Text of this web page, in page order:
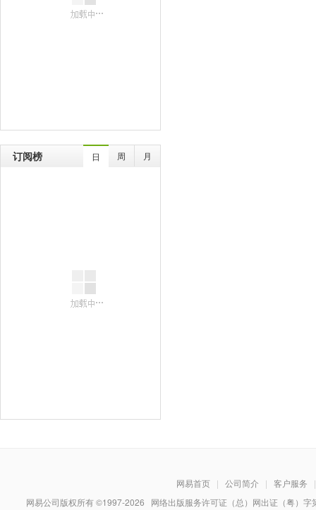
订阅榜 日 周 月
网易首页 | 公司简介 | 客户服务
|
网易公司版权所有 ©1997-2026 网络出版服务许可证（总）网出证（粤）